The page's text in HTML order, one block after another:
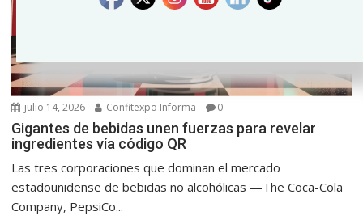
julio 14, 2026 Confitexpo Informa 0
Gigantes de bebidas unen fuerzas para revelar
ingredientes vía código QR
Las tres corporaciones que dominan el mercado
estadounidense de bebidas no alcohólicas —The Coca-Cola
Company, PepsiCo...